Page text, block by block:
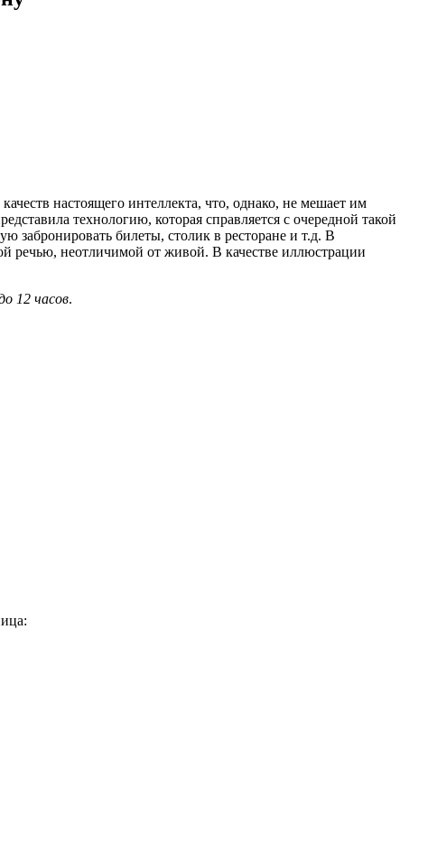
настоящего интеллекта, что, однако, не мешает им
технологию, которая справляется с очередной такой
забронировать билеты, столик в ресторане и т.д. В
речью, неотличимой от живой. В качестве иллюстрации
12 часов.